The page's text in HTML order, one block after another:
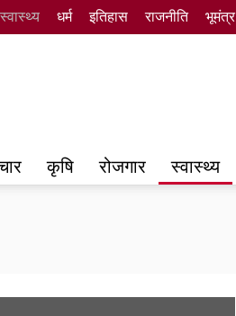
स्वास्थ्य धर्म इतिहास राजनीति भूमंत्र
कृषि रोजगार स्वास्थ्य